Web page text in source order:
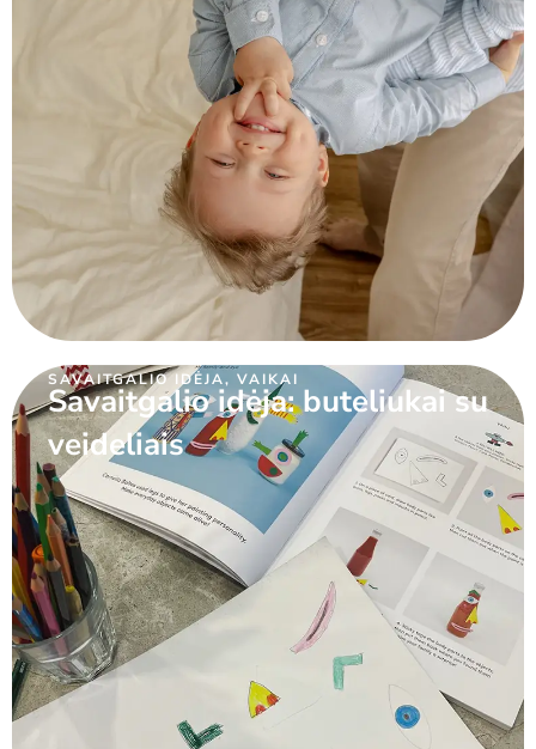
SAVAITGALIO IDĖJA, VAIKAI
Savaitgalio idėja: buteliukai su
veideliais